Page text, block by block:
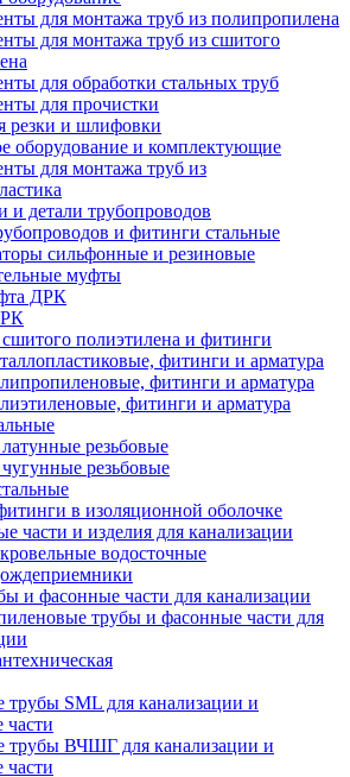
для монтажа труб из полипропилена
для монтажа труб из сшитого
для обработки стальных труб
для прочистки
резки и шлифовки
оборудование и комплектующие
для монтажа труб из
и детали трубопроводов
и фитинги стальные
сильфонные и резиновые
муфты
ДРК
полиэтилена и фитинги
фитинги и арматура
фитинги и арматура
фитинги и арматура
резьбовые
резьбовые
в изоляционной оболочке
части и изделия для канализации
водосточные
и фасонные части для канализации
трубы и фасонные части для
трубы SML для канализации и
части
трубы ВЧШГ для канализации и
части